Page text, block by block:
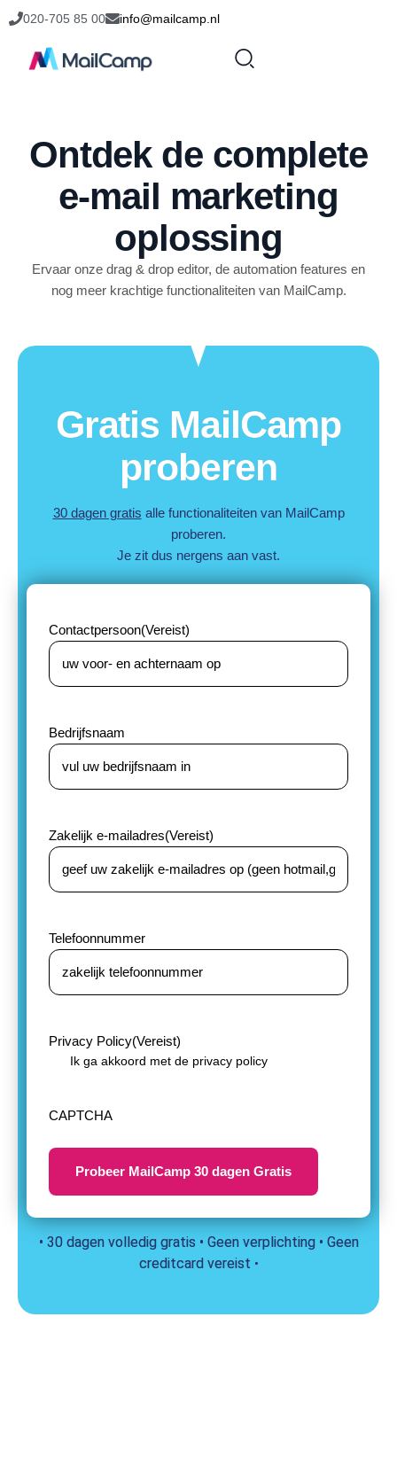
020-705 85 00 info@mailcamp.nl
Ontdek de complete
e-mail marketing
oplossing
Ervaar onze drag & drop editor, de automation features en
nog meer krachtige functionaliteiten van MailCamp.
Gratis MailCamp
proberen
30 dagen gratis alle functionaliteiten van MailCamp
proberen.
Je zit dus nergens aan vast.
Contactpersoon(Vereist)
Bedrijfsnaam
Zakelijk e-mailadres(Vereist)
Telefoonnummer
Privacy Policy(Vereist)
Ik ga akkoord met de privacy policy
CAPTCHA
• 30 dagen volledig gratis • Geen verplichting • Geen
creditcard vereist •